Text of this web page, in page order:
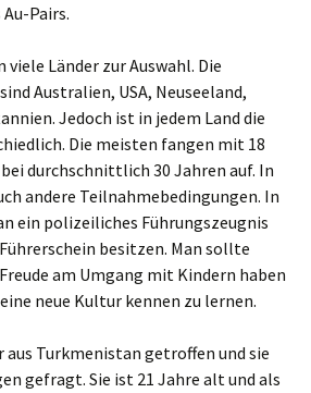
Pairs.
viele Länder zur Auswahl. Die
Australien, USA, Neuseeland,
Jedoch ist in jedem Land die
Die meisten fangen mit 18
durchschnittlich 30 Jahren auf. In
andere Teilnahmebedingungen. In
ein polizeiliches Führungszeugnis
besitzen. Man sollte
am Umgang mit Kindern haben
neue Kultur kennen zu lernen.
aus Turkmenistan getroffen und sie
gefragt. Sie ist 21 Jahre alt und als